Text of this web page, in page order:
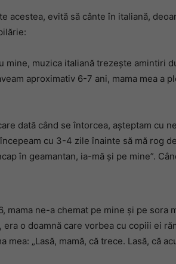
acestea, evită să cânte în italiană,
mine, muzica italiană trezește amintiri
aproximativ 6-7 ani, mama mea a
dată când se întorcea, așteptam cu
cu 3-4 zile înainte să mă rog
în geamantan, ia-mă și pe mine”.
mama ne-a chemat pe mine și pe sora
era o doamnă care vorbea cu copiii ei
mea: „Lasă, mamă, că trece. Lasă, că